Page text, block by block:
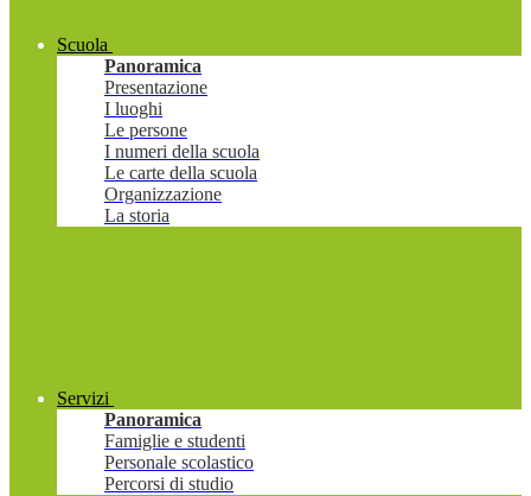
Scuola
Panoramica
Presentazione
I luoghi
Le persone
I numeri della scuola
Le carte della scuola
Organizzazione
La storia
Servizi
Panoramica
Famiglie e studenti
Personale scolastico
Percorsi di studio